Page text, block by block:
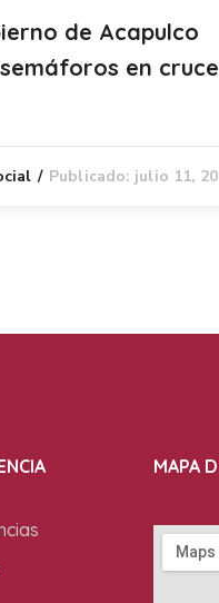
de Acapulco
en
Publicado: julio 11,
MAPA